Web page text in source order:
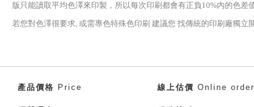
版只能讀取平均色澤來印製，所以每次印刷都會有正負10%內的色差
若您對色澤很要求, 或需專色特殊色印刷 建議您 找傳統的印刷廠獨立
產品價格 Price 線上估價 Online